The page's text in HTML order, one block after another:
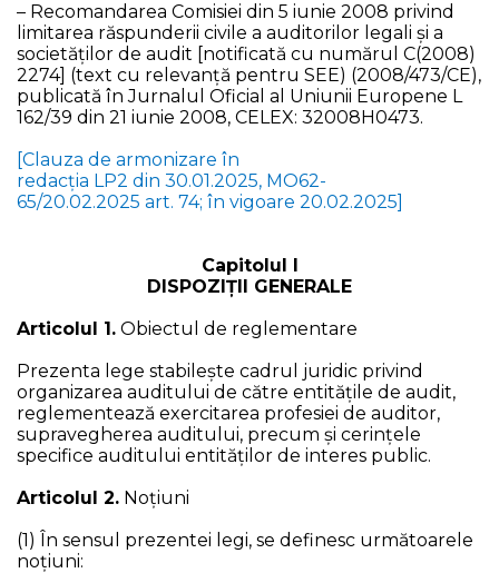
– Recomandarea Comisiei din 5 iunie 2008 privind
limitarea răspunderii civile a auditorilor legali și a
societăților de audit [notificată cu numărul C(2008)
2274] (text cu relevanță pentru SEE) (2008/473/CE),
publicată în Jurnalul Oficial al Uniunii Europene L
162/39 din 21 iunie 2008, CELEX: 32008H0473.
[Clauza de armonizare în
redacția LP2 din 30.01.2025, MO62-
65/20.02.2025 art. 74; în vigoare 20.02.2025]
Capitolul I
DISPOZIȚII GENERALE
Articolul 1. Obiectul de reglementare
Prezenta lege stabilește cadrul juridic privind
organizarea auditului de către entitățile de audit,
reglementează exercitarea profesiei de auditor,
supravegherea auditului, precum și cerințele
specifice auditului entităților de interes public.
Articolul 2. Noţiuni
(1) În sensul prezentei legi, se definesc următoarele
noțiuni: